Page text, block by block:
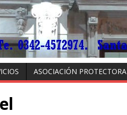
ASOCIACIÓN PROTECTORA